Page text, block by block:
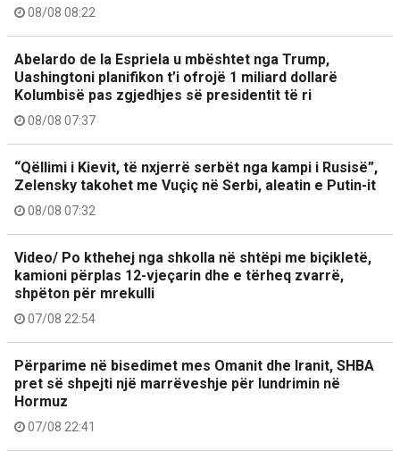
08/08 08:22
Abelardo de la Espriela u mbështet nga Trump,
Uashingtoni planifikon t’i ofrojë 1 miliard dollarë
Kolumbisë pas zgjedhjes së presidentit të ri
08/08 07:37
“Qëllimi i Kievit, të nxjerrë serbët nga kampi i Rusisë”,
Zelensky takohet me Vuçiç në Serbi, aleatin e Putin-it
08/08 07:32
Video/ Po kthehej nga shkolla në shtëpi me biçikletë,
kamioni përplas 12-vjeçarin dhe e tërheq zvarrë,
shpëton për mrekulli
07/08 22:54
Përparime në bisedimet mes Omanit dhe Iranit, SHBA
pret së shpejti një marrëveshje për lundrimin në
Hormuz
07/08 22:41